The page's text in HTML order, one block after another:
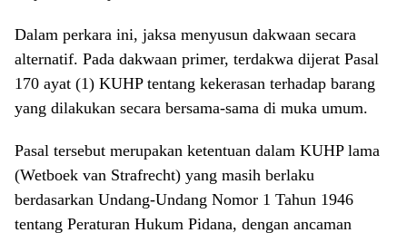
Dalam perkara ini, jaksa menyusun dakwaan secara
alternatif. Pada dakwaan primer, terdakwa dijerat Pasal
170 ayat (1) KUHP tentang kekerasan terhadap barang
yang dilakukan secara bersama-sama di muka umum.
Pasal tersebut merupakan ketentuan dalam KUHP lama
(Wetboek van Strafrecht) yang masih berlaku
berdasarkan Undang-Undang Nomor 1 Tahun 1946
tentang Peraturan Hukum Pidana, dengan ancaman